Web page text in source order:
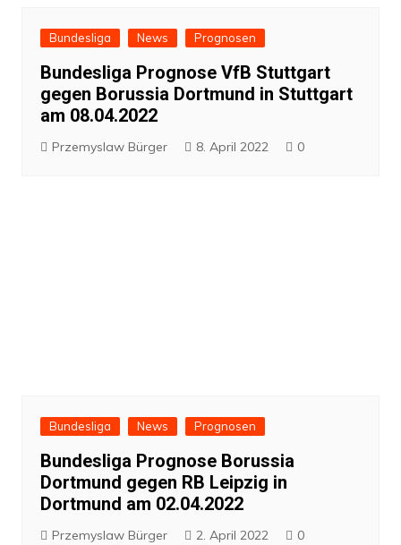
Bundesliga News Prognosen
Bundesliga Prognose VfB Stuttgart
gegen Borussia Dortmund in Stuttgart
am 08.04.2022
Przemyslaw Bürger 8. April 2022 0
Bundesliga News Prognosen
Bundesliga Prognose Borussia
Dortmund gegen RB Leipzig in
Dortmund am 02.04.2022
Przemyslaw Bürger 2. April 2022 0